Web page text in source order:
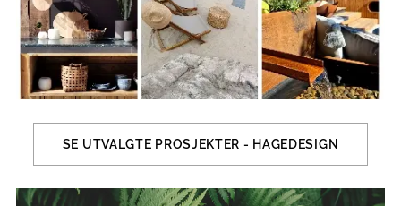
SE UTVALGTE PROSJEKTER - HAGEDESIGN